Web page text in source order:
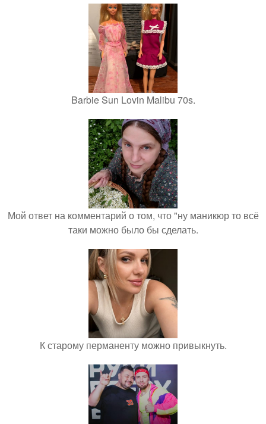
Barbie Sun Lovin Malibu 70s.
Мой ответ на комментарий о том, что "ну маникюр то всё
таки можно было бы сделать.
К старому перманенту можно привыкнуть.